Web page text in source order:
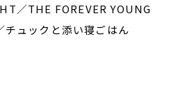
／THE FOREVER YOUNG
チュックと添い寝ごはん